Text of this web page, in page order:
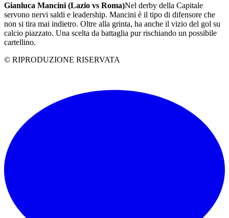
Gianluca Mancini (Lazio vs Roma)Nel derby della Capitale
servono nervi saldi e leadership. Mancini è il tipo di difensore che
non si tira mai indietro. Oltre alla grinta, ha anche il vizio del gol su
calcio piazzato. Una scelta da battaglia pur rischiando un possibile
cartellino.
© RIPRODUZIONE RISERVATA